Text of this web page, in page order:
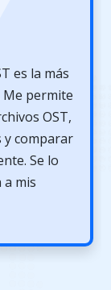
es la más
permite
OST,
y comparar
Se lo
mis